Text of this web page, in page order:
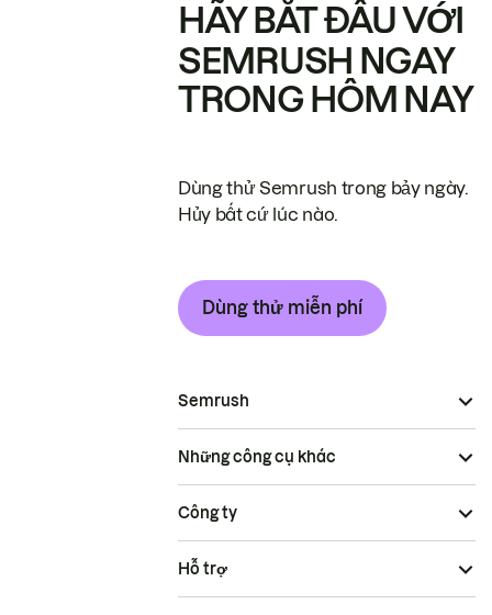
HÃY BẮT ĐẦU VỚI
SEMRUSH NGAY
TRONG HÔM NAY
Dùng thử Semrush trong bảy ngày.
Hủy bất cứ lúc nào.
Dùng thử miễn phí
Semrush
Những công cụ khác
Công ty
Hỗ trợ